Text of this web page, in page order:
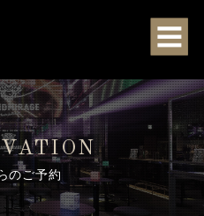
のご予約